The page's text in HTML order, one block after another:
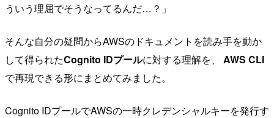
ういう理屈でそうなってるんだ…？」
そんな自分の疑問からAWSのドキュメントを読み手を動か
して得られたCognito IDプールに対する理解を、 AWS CLI
で再現できる形にまとめてみました。
Cognito IDプールでAWSの一時クレデンシャルキーを発行す